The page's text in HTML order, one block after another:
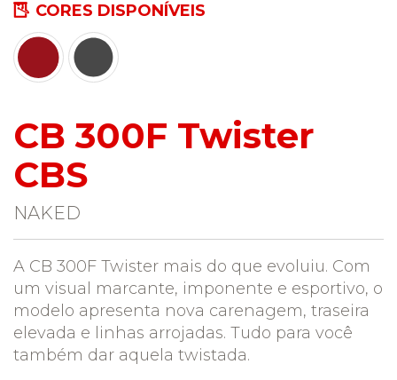
CORES DISPONÍVEIS
CB 300F Twister
CBS
NAKED
A CB 300F Twister mais do que evoluiu. Com
um visual marcante, imponente e esportivo, o
modelo apresenta nova carenagem, traseira
elevada e linhas arrojadas. Tudo para você
também dar aquela twistada.